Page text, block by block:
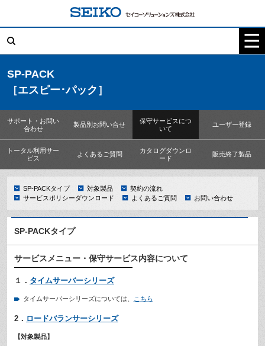
索:
SP-PACK
［エスピー･パック］
サポート・お問い
合わせ
製品別お問い合せ
保守サービスにつ
いて
ユーザー登録
トータル利用サー
ビス
よくあるご質問
カタログダウンロ
ード
販売終了製品
SP-PACKタイプ 対象製品
契約の流れ
サービスポリシーダウンロード
よくあるご質問 お問い合わせ
SP-PACKタイプ
サービスメニュー・保守サービス内容について
１． タイムサーバーシリーズ
タイムサーバーシリーズについては、 こちら
2． ロードバランサーシリーズ
【対象製品】